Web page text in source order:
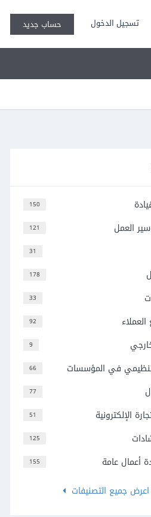
تسجيل الدخول حساب جديد
150
121 العمل
31
178
33
92
9
66 في المؤسسات
77
51 الإلكترونية
125
155
أعمال عامة
اعرض جميع التصنيفات